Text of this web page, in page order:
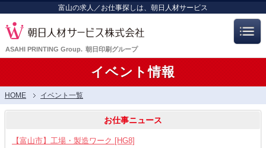
富山の求人／お仕事探しは、朝日人材サービス
ASAHI PRINTING Group. 朝日印刷グループ
イベント情報
HOME イベント一覧
お仕事ニュース
【富山市】工場・製造ワーク [HG8]